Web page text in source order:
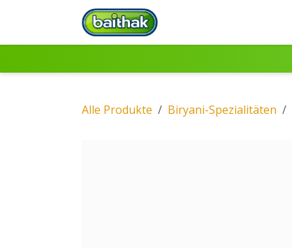
Zum Inhalt springen
Alle Produkte Biryani-Spezialitäten